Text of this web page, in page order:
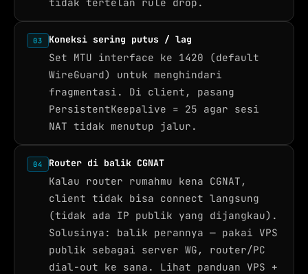
03 Koneksi sering putus / lag
Set MTU interface ke 1420 (default
WireGuard) untuk menghindari
fragmentasi. Di client, pasang
PersistentKeepalive = 25 agar sesi
NAT tidak menutup jalur.
04 Router di balik CGNAT
Kalau router rumahmu kena CGNAT,
client tidak bisa connect langsung
(tidak ada IP publik yang dijangkau).
Solusinya: balik perannya — pakai VPS
publik sebagai server WG, router/PC
dial-out ke sana. Lihat panduan VPS +